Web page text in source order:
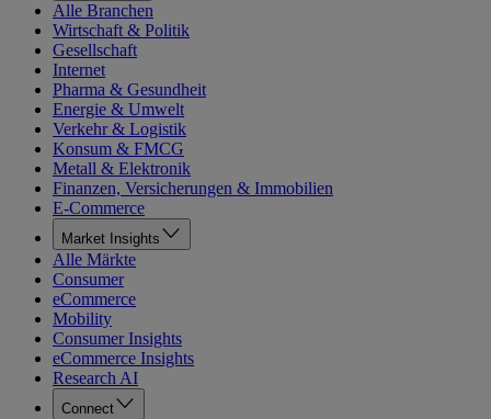
Alle Branchen
Wirtschaft & Politik
Gesellschaft
Internet
Pharma & Gesundheit
Energie & Umwelt
Verkehr & Logistik
Konsum & FMCG
Metall & Elektronik
Finanzen, Versicherungen & Immobilien
E-Commerce
Market Insights
Alle Märkte
Consumer
eCommerce
Mobility
Consumer Insights
eCommerce Insights
Research AI
Connect